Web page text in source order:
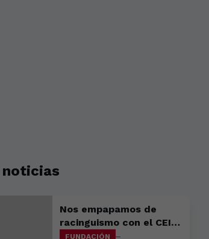
noticias
Nos empapamos de
racinguismo con el CEIP
Ledicia y el Colegio
FUNDACIÓN